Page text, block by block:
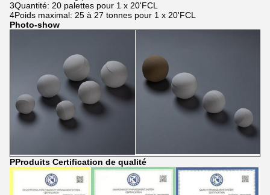
3Quantité: 20 palettes pour 1 x 20'FCL
4Poids maximal: 25 à 27 tonnes pour 1 x 20'FCL
Photo-show
PProduits Certification de qualité